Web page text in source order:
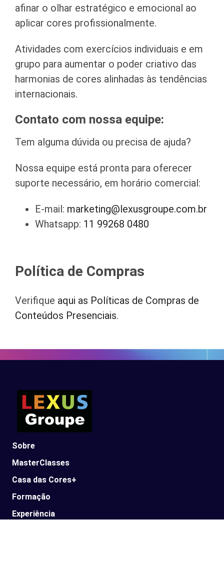
afinar o olhar estratégico e emocional ao
aplicar cores profissionalmente.
Atividades com exercícios individuais e em
grupo para aumentar o poder criativo das
harmonias de cores alinhadas às tendências
internacionais.
Contato com nossa equipe:
Tem alguma dúvida ou precisa de ajuda?
Nossa equipe está pronta para oferecer
suporte necessário, em horário comercial:
E-mail: marketing@lexusgroupe.com.br
Whatsapp: 11 99268 0480
Política de Compras
Verifique aqui as Políticas de Compras de
Conteúdos Presenciais.
Sobre
MasterClasses
Casa das Cores+
Formação
Experiência